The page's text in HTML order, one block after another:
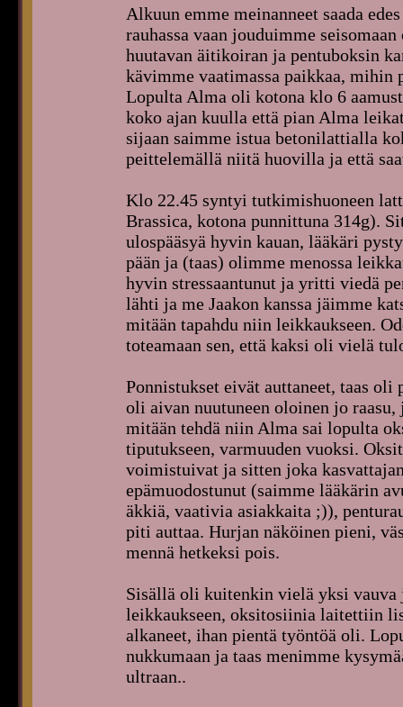
Alkuun emme meinanneet saada
rauhassa vaan jouduimme
huutavan äitikoiran ja pentuboksin
kävimme vaatimassa paikkaa, mihin
Lopulta Alma oli kotona klo 6
koko ajan kuulla että pian Alma
sijaan saimme istua betonilattialla
peittelemällä niitä huovilla ja että
Klo 22.45 syntyi tutkimishuoneen
Brassica, kotona punnittuna 314g).
ulospääsyä hyvin kauan, lääkäri
pään ja (taas) olimme menossa
hyvin stressaantunut ja yritti viedä
lähti ja me Jaakon kanssa jäimme
mitään tapahdu niin leikkaukseen.
toteamaan sen, että kaksi oli vielä
Ponnistukset eivät auttaneet, taas
oli aivan nuutuneen oloinen jo
mitään tehdä niin Alma sai lopulta
tiputukseen, varmuuden vuoksi.
voimistuivat ja sitten joka
epämuodostunut (saimme lääkärin
äkkiä, vaativia asiakkaita ;)),
piti auttaa. Hurjan näköinen pieni,
mennä hetkeksi pois.
Sisällä oli kuitenkin vielä yksi
leikkaukseen, oksitosiinia laitettiin
alkaneet, ihan pientä työntöä oli.
nukkumaan ja taas menimme
ultraan..